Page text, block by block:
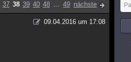
37 38 39 40 48 ... 49 nächste
09.04.2016 um 17:08